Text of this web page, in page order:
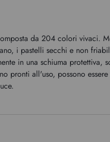
da 204 colori vivaci.
i pastelli secchi e non
in una schiuma protettiva,
pronti all'uso, possono